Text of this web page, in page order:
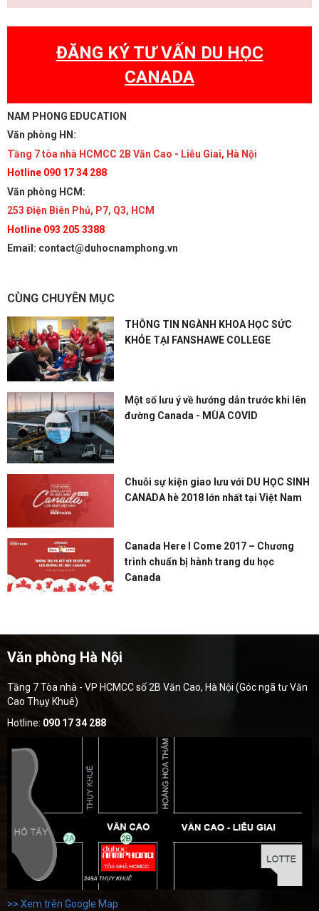
ĐĂNG KÝ TƯ VẤN DU HỌC
CANADA
NAM PHONG EDUCATION
Văn phòng HN:
Tầng 7 tòa nhà HCMCC 2B Văn Cao - Liễu Giai, Hà Nội
Hotline 090 17 34 288
Văn phòng HCM:
253 Điện Biên Phủ, P7, Q3, HCM
Hotline 093 205 3388
Email: contact@duhocnamphong.vn
CÙNG CHUYÊN MỤC
THÔNG TIN NGÀNH KHOA HỌC SỨC
KHỎE TẠI FANSHAWE COLLEGE
Một số lưu ý về hướng dẫn trước khi lên
đường Canada - MÙA COVID
Chuỗi sự kiện giao lưu với DU HỌC SINH
CANADA hè 2018 lớn nhất tại Việt Nam
Canada Here I Come 2017 – Chương
trình chuẩn bị hành trang du học
Canada
Văn phòng Hà Nội
Tầng 7 Tòa nhà - VP HCMCC số 2B Văn Cao, Hà Nội (Góc ngã tư Văn
Cao Thụy Khuê)
Hotline: 090 17 34 288
>> Xem trên Google Map